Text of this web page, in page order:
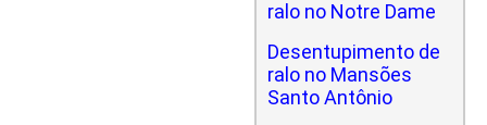
ralo no Notre Dame
Desentupimento de
ralo no Mansões
Santo Antônio